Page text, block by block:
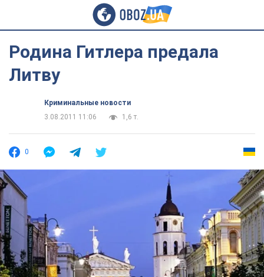
Родина Гитлера предала
Литву
Криминальные новости
3.08.2011 11:06
1,6 т.
0